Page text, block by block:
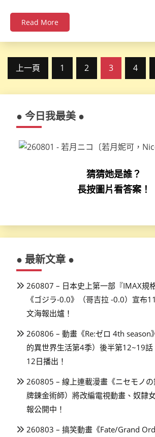
Read More
文
頁
上一頁 1 2 3 4
● 今日我最美 ●
猜猜她是誰？
長按圖片看答案！
● 最新文章 ●
260807 – 日本史上第一部『IMAX規
《ゴジラ-0.0》（哥吉拉 -0.0）宣布
文海報出爐！
260806 – 動畫《Re:ゼロ 4th season
的異世界生活第4季）後半第12~19
12日播出！
260805 – 線上連載漫畫《ニセモノ
牌鍊金術師）將改編電視動畫、奴隸
報公開中！
260803 – 搞笑動畫《Fate/Grand